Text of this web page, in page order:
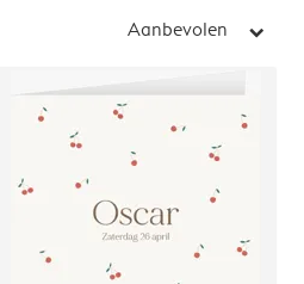
Aanbevolen arrow_right